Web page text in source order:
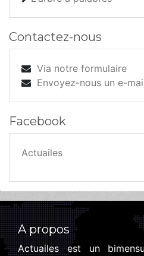
Contactez-nous
Via notre formulaire
Envoyez-nous un e-
Facebook
Actuailes
A propos
Actuailes est un